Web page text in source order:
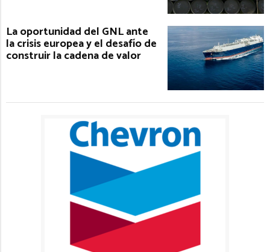
La oportunidad del GNL ante
la crisis europea y el desafío de
construir la cadena de valor